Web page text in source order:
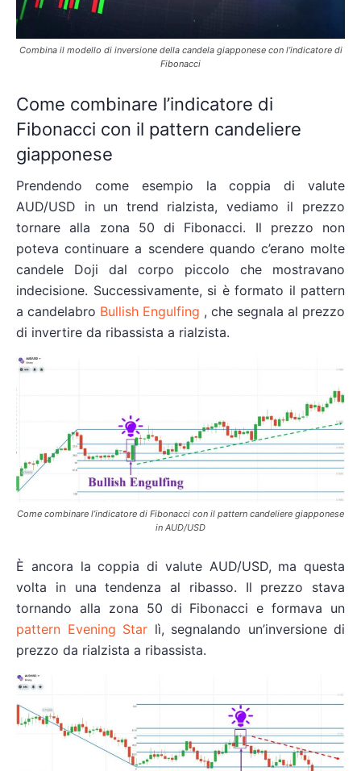
Combina il modello di inversione della candela giapponese con l’indicatore di
Fibonacci
Come combinare l’indicatore di
Fibonacci con il pattern candeliere
giapponese
Prendendo come esempio la coppia di valute
AUD/USD in un trend rialzista, vediamo il prezzo
tornare alla zona 50 di Fibonacci. Il prezzo non
poteva continuare a scendere quando c’erano molte
candele Doji dal corpo piccolo che mostravano
indecisione. Successivamente, si è formato il pattern
a candelabro Bullish Engulfing , che segnala al prezzo
di invertire da ribassista a rialzista.
Come combinare l’indicatore di Fibonacci con il pattern candeliere giapponese
in AUD/USD
È ancora la coppia di valute AUD/USD, ma questa
volta in una tendenza al ribasso. Il prezzo stava
tornando alla zona 50 di Fibonacci e formava un
pattern Evening Star lì, segnalando un’inversione di
prezzo da rialzista a ribassista.